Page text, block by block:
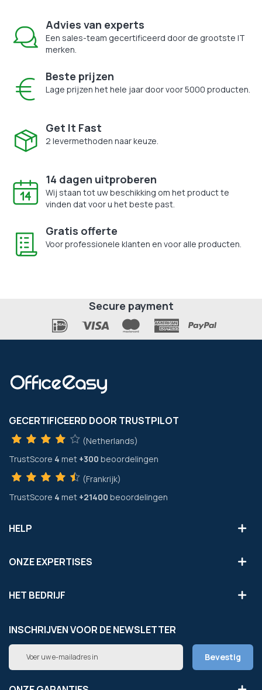
Advies van experts
Een sales-team gecertificeerd door de grootste IT
merken.
Beste prijzen
Lage prijzen het hele jaar door voor 5000 producten.
Get It Fast
2 levermethoden naar keuze.
14 dagen uitproberen
Wij staan tot uw beschikking om het product te
vinden dat voor u het beste past.
Gratis offerte
Voor professionele klanten en voor alle producten.
Secure payment
GECERTIFICEERD DOOR TRUSTPILOT
(Netherlands)
TrustScore 4 met +300 beoordelingen
(Frankrijk)
TrustScore 4 met +21400 beoordelingen
HELP
ONZE EXPERTISES
HET BEDRIJF
INSCHRIJVEN VOOR DE NEWSLETTER
Abonneer
op
onze
Bevestig